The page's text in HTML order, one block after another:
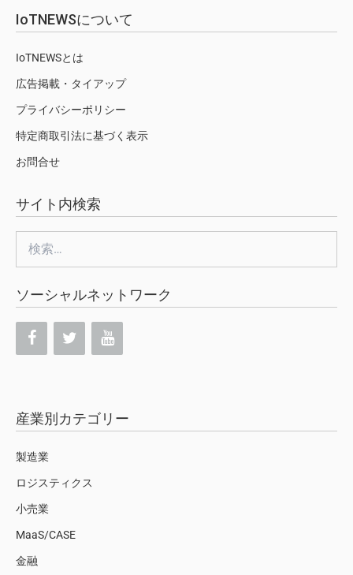
IoTNEWSについて
IoTNEWSとは
広告掲載・タイアップ
プライバシーポリシー
特定商取引法に基づく表示
お問合せ
サイト内検索
索:
ソーシャルネットワーク
産業別カテゴリー
製造業
ロジスティクス
小売業
MaaS/CASE
金融